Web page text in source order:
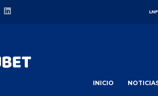
INICIO